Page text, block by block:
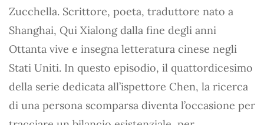
Zucchella. Scrittore, poeta, traduttore nato a
Shanghai, Qui Xialong dalla fine degli anni
Ottanta vive e insegna letteratura cinese negli
Stati Uniti. In questo episodio, il quattordicesimo
della serie dedicata all’ispettore Chen, la ricerca
di una persona scomparsa diventa l’occasione per